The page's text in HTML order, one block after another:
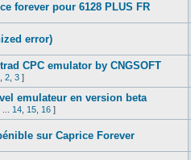
forever pour 6128 PLUS FR
error)
CPC emulator by CNGSOFT
2 3 ]
emulateur en version beta
14 15 16 ]
sur Caprice Forever